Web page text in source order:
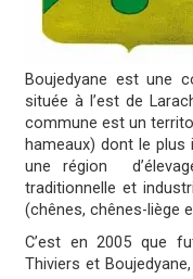
Boujedyane est une
située à l’est de
commune est un
hameaux) dont le plus
une région
traditionnelle et
(chênes, chênes-liège
C’est en 2005 que
Thiviers et